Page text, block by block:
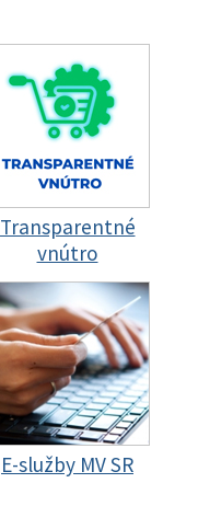
Transparentné
vnútro
E-služby MV SR